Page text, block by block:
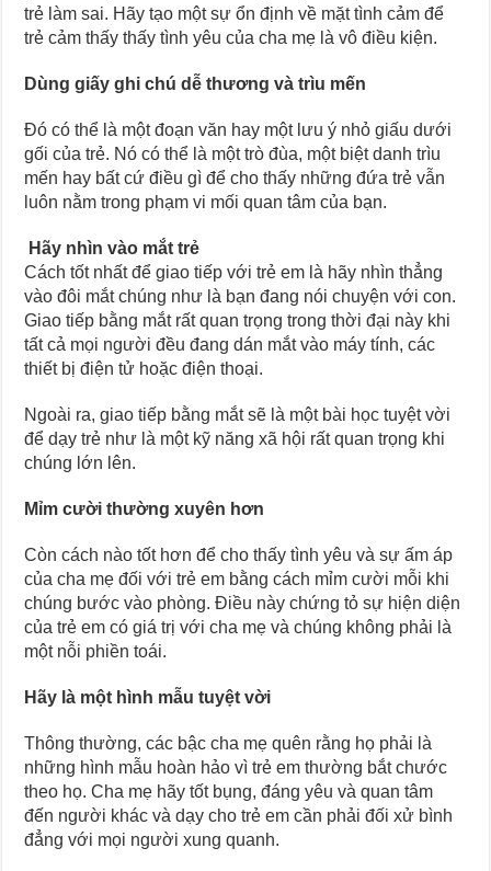
trẻ làm sai. Hãy tạo một sự ổn định về mặt tình cảm để
trẻ cảm thấy thấy tình yêu của cha mẹ là vô điều kiện.
Dùng giấy ghi chú dễ thương và trìu mến
Đó có thể là một đoạn văn hay một lưu ý nhỏ giấu dưới
gối của trẻ. Nó có thể là một trò đùa, một biệt danh trìu
mến hay bất cứ điều gì để cho thấy những đứa trẻ vẫn
luôn nằm trong phạm vi mối quan tâm của bạn.
Hãy nhìn vào mắt trẻ
Cách tốt nhất để giao tiếp với trẻ em là hãy nhìn thẳng
vào đôi mắt chúng như là bạn đang nói chuyện với con.
Giao tiếp bằng mắt rất quan trọng trong thời đại này khi
tất cả mọi người đều đang dán mắt vào máy tính, các
thiết bị điện tử hoặc điện thoại.
Ngoài ra, giao tiếp bằng mắt sẽ là một bài học tuyệt vời
để dạy trẻ như là một kỹ năng xã hội rất quan trọng khi
chúng lớn lên.
Mỉm cười thường xuyên hơn
Còn cách nào tốt hơn để cho thấy tình yêu và sự ấm áp
của cha mẹ đối với trẻ em bằng cách mỉm cười mỗi khi
chúng bước vào phòng. Điều này chứng tỏ sự hiện diện
của trẻ em có giá trị với cha mẹ và chúng không phải là
một nỗi phiền toái.
Hãy là một hình mẫu tuyệt vời
Thông thường, các bậc cha mẹ quên rằng họ phải là
những hình mẫu hoàn hảo vì trẻ em thường bắt chước
theo họ. Cha mẹ hãy tốt bụng, đáng yêu và quan tâm
đến người khác và dạy cho trẻ em cần phải đối xử bình
đẳng với mọi người xung quanh.